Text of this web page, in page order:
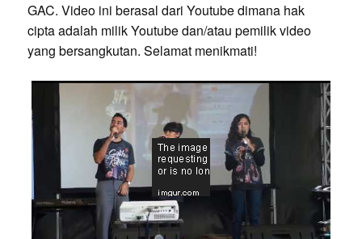
GAC. Video ini berasal dari Youtube dimana hak
cipta adalah milik Youtube dan/atau pemilik video
yang bersangkutan. Selamat menikmati!